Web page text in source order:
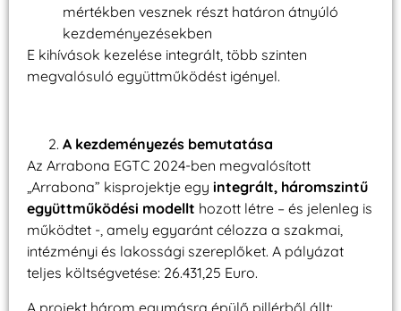
mértékben vesznek részt határon átnyúló
kezdeményezésekben
E kihívások kezelése integrált, több szinten
megvalósuló együttműködést igényel.
A kezdeményezés bemutatása
Az Arrabona EGTC 2024-ben megvalósított
„Arrabona” kisprojektje egy integrált, háromszintű
együttműködési modellt hozott létre – és jelenleg is
működtet -, amely egyaránt célozza a szakmai,
intézményi és lakossági szereplőket. A pályázat
teljes költségvetése: 26.431,25 Euro.
A projekt három egymásra épülő pillérből állt: